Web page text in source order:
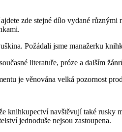
zde stejné dílo vydané
Požádali jsme manažerku
literatuře, próze a dalším
je věnována velká pozornost
knihkupectví navštěvují také rusky
jednoduše nejsou zastoupena.